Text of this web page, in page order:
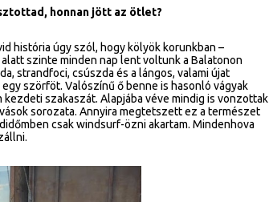
honnan jött az ötlet?
história úgy szól, hogy kölyök korunkban –
szinte minden nap lent voltunk a Balatonon
strandfoci, csúszda és a lángos, valami újat
szörföt. Valószínű ő benne is hasonló vágyak
szakaszát. Alapjába véve mindig is vonzottak
sorozata. Annyira megtetszett ez a természet
csak windsurf-özni akartam. Mindenhova